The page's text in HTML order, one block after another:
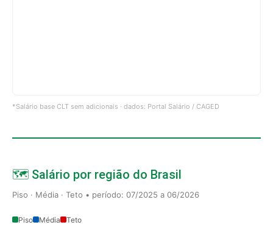
*Salário base CLT sem adicionais · dados: Portal Salário / CAGED
🗺️ Salário por região do Brasil
Piso · Média · Teto • período: 07/2025 a 06/2026
Piso Média Teto